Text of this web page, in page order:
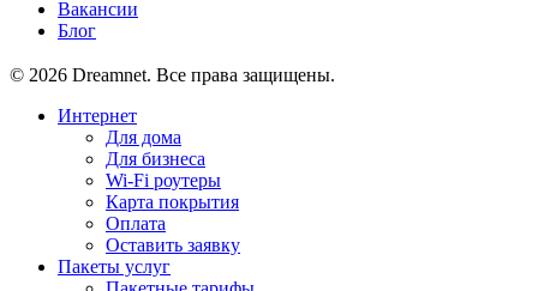
Вакансии
Блог
© 2026 Dreamnet. Все права защищены.
Интернет
Для дома
Для бизнеса
Wi-Fi роутеры
Карта покрытия
Оплата
Оставить заявку
Пакеты услуг